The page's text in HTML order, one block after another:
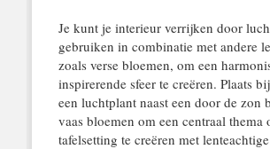
Je kunt je interieur verrijken door
gebruiken in combinatie met andere
zoals verse bloemen, om een
inspirerende sfeer te creëren. Plaats
een luchtplant naast een door de zon
vaas bloemen om een centraal thema
tafelsetting te creëren met